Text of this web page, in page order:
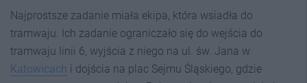
Najprostsze zadanie miała ekipa, która wsiadła do
tramwaju. Ich zadanie ograniczało się do wejścia do
tramwaju linii 6, wyjścia z niego na ul. św. Jana w
Katowicach i dojścia na plac Sejmu Śląskiego, gdzie